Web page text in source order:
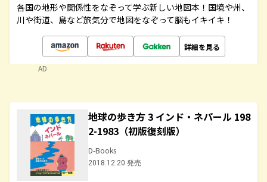
各国の地形や関係性をなぞって学ぶ新しい地図本！国境や州、
川や街道、島など旅気分で地図をなぞって脳もイキイキ！
詳細を見る
AD
地球の歩き方 3 インド・ネパール 198
2-1983（初版復刻版）
D-Books
2018.12.20 発売